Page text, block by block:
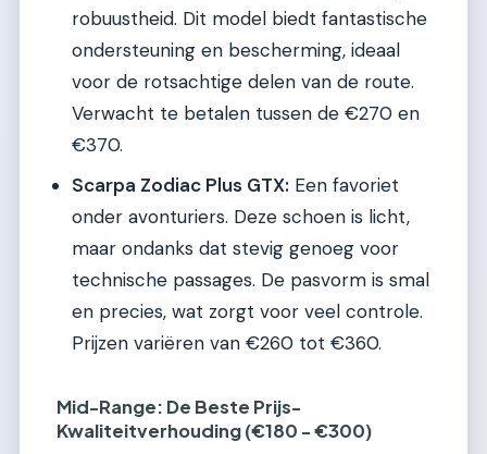
robuustheid. Dit model biedt fantastische
ondersteuning en bescherming, ideaal
voor de rotsachtige delen van de route.
Verwacht te betalen tussen de €270 en
€370.
Scarpa Zodiac Plus GTX: Een favoriet
onder avonturiers. Deze schoen is licht,
maar ondanks dat stevig genoeg voor
technische passages. De pasvorm is smal
en precies, wat zorgt voor veel controle.
Prijzen variëren van €260 tot €360.
Mid-Range: De Beste Prijs-
Kwaliteitverhouding (€180 - €300)